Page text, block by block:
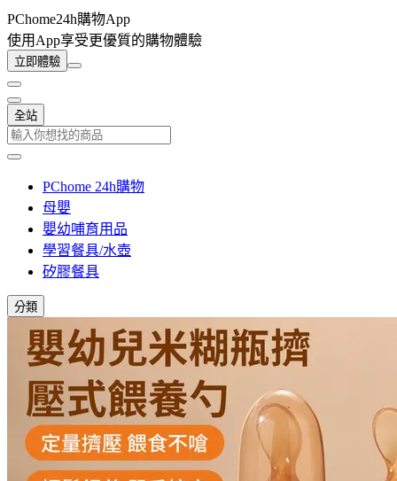
PChome24h購物App
使用App享受更優質的購物體驗
立即體驗
全站
PChome 24h購物
母嬰
嬰幼哺育用品
學習餐具/水壺
矽膠餐具
分類